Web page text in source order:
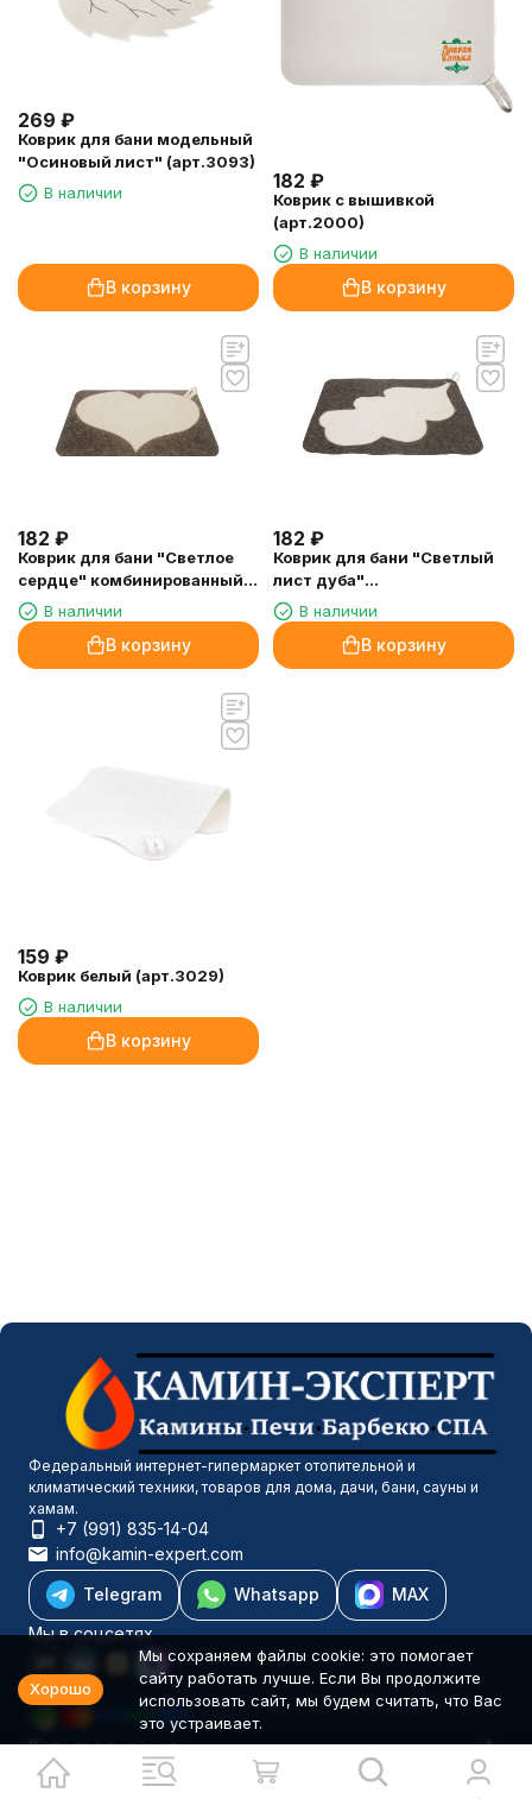
269 ₽
Коврик для бани модельный
"Осиновый лист" (арт.3093)
В наличии
В корзину
182 ₽
Коврик с вышивкой
(арт.2000)
В наличии
В корзину
182 ₽
Коврик для бани "Светлое
сердце" комбинированный
(арт.3047)
В наличии
В корзину
182 ₽
Коврик для бани "Светлый
лист дуба"
комбинированный
(арт.3041)
В наличии
В корзину
159 ₽
Коврик белый (арт.3029)
В наличии
В корзину
Федеральный интернет-гипермаркет отопительной и
климатический техники, товаров для дома, дачи, бани, сауны и
хамам.
+7 (991) 835-14-04
info@kamin-expert.com
Telegram
Whatsapp
MAX
Мы в соцсетях
Каталог товаров
Компания
Хорошо
Мы сохраняем файлы cookie: это помогает
сайту работать лучше. Если Вы продолжите
использовать сайт, мы будем считать, что Вас
это устраивает.